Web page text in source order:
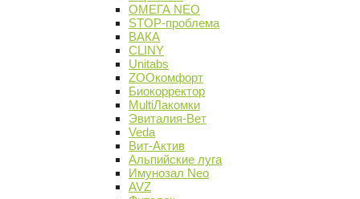
ОМЕГА NEO
STOP-проблема
ВАКА
CLINY
Unitabs
ZOOкомфорт
Биокорректор
MultiЛакомки
Эвиталия-Вет
Veda
Вит-Актив
Альпийские луга
Имунозал Neo
AVZ